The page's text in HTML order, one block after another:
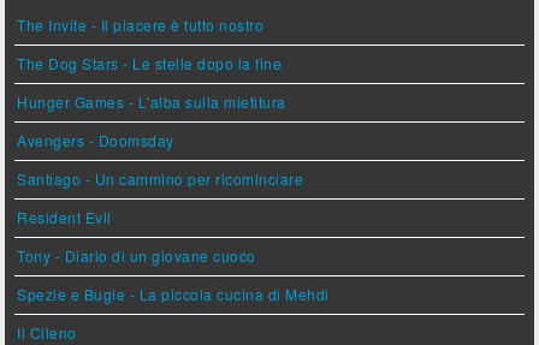
The Invite - Il piacere è tutto nostro
The Dog Stars - Le stelle dopo la fine
Hunger Games - L'alba sulla mietitura
Avengers - Doomsday
Santiago - Un cammino per ricominciare
Resident Evil
Tony - Diario di un giovane cuoco
Spezie e Bugie - La piccola cucina di Mehdi
Il Cileno